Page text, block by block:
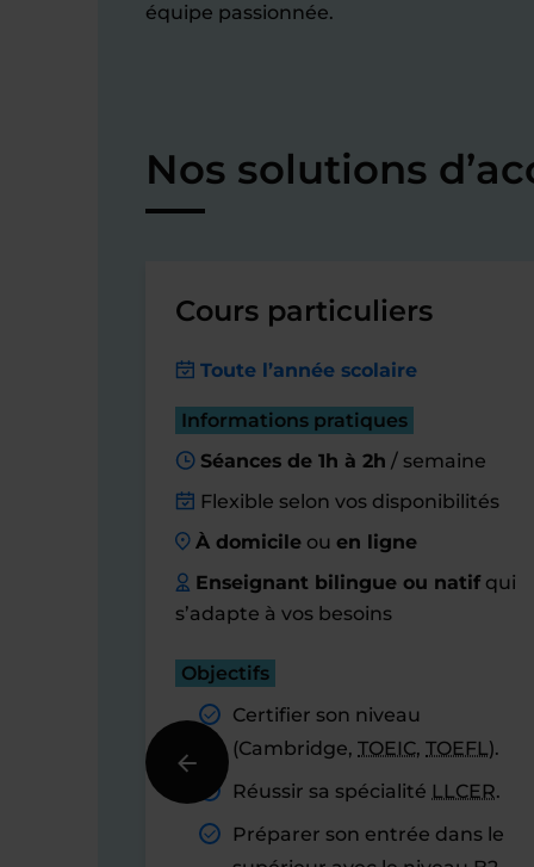
équipe passionnée.
Nos solutions
Cours particuliers
Toute l’année scolaire
Informations pratiques
Séances de 1h à 2h / semaine
Flexible selon vos disponibilités
À domicileou en ligne
Enseignant bilingue ou natifqui
s’adapte à vos besoins
Objectifs
Certifier son niveau
(Cambridge, TOEIC, TOEFL).
Réussir sa spécialité LLCER.
Préparer son entrée dans le